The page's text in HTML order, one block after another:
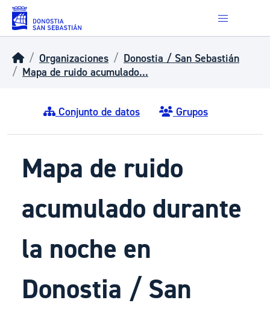
Skip to main content
Organizaciones
Donostia / San Sebastián
Mapa de ruido acumulado...
Conjunto de datos Grupos
Mapa de ruido
acumulado durante
la noche en
Donostia / San